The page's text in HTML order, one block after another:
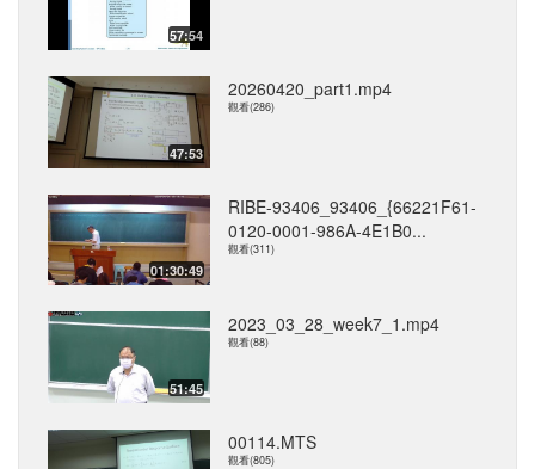
57:54
47:53
20260420_part1.mp4
觀看(286)
01:30:49
RIBE-93406_93406_{66221F61-
0120-0001-986A-4E1B0...
觀看(311)
51:45
2023_03_28_week7_1.mp4
觀看(88)
00114.MTS
觀看(805)